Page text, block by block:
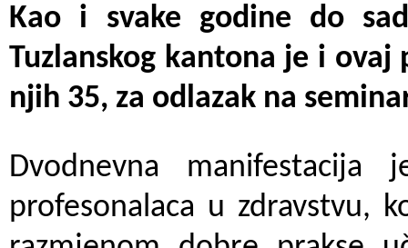
Kao i svake godine do
Tuzlanskog kantona je i
njih 35, za odlazak na
Dvodnevna
profesonalaca u zdravstvu,